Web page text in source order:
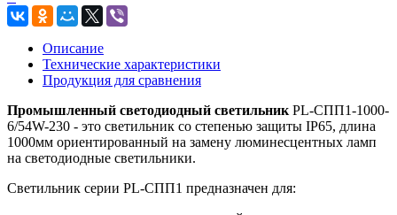
Описание
Технические характеристики
Продукция для сравнения
Промышленный светодиодный светильник PL-СПП1-1000-
6/54W-230 - это светильник со степенью защиты IP65, длина
1000мм ориентированный на замену люминесцентных ламп
на светодиодные светильники.
Светильник серии PL-СПП1 предназначен для: